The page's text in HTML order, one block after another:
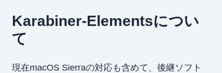
Karabiner-Elementsについ
て
現在macOS Sierraの対応も含めて、後継ソフト